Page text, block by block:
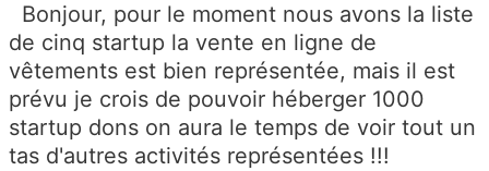
Bonjour, pour le moment nous avons la liste
de cinq startup la vente en ligne de
vêtements est bien représentée, mais il est
prévu je crois de pouvoir héberger 1000
startup dons on aura le temps de voir tout un
tas d'autres activités représentées !!!